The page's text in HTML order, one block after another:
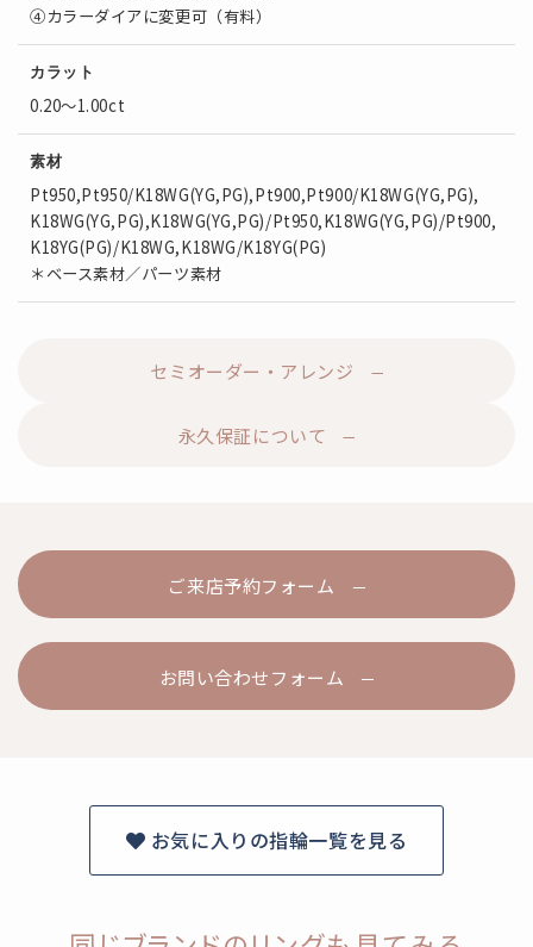
④カラーダイアに変更可（有料）
カラット
0.20～1.00ct
素材
Pt950,Pt950/K18WG(YG,PG),Pt900,Pt900/K18WG(YG,PG),
K18WG(YG,PG),K18WG(YG,PG)/Pt950,K18WG(YG,PG)/Pt900,
K18YG(PG)/K18WG,K18WG/K18YG(PG)
＊ベース素材／パーツ素材
セミオーダー・アレンジ
永久保証について
ご来店予約フォーム
お問い合わせフォーム
お気に入りの指輪一覧を見る